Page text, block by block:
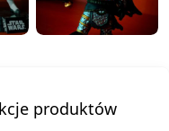
produktów